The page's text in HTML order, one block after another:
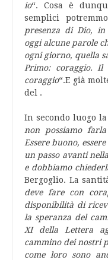
io“. Cosa è
semplici
presenza di Dio,
oggi alcune parole
ogni giorno, quella
Primo: coraggio. Il
coraggio“.E già
del .
In secondo luogo
non possiamo
Essere buono,
un passo avanti
e dobbiamo
Bergoglio. La
deve fare con
disponibilità di
la speranza del
XI della Lettera
cammino dei nostri
come loro sono